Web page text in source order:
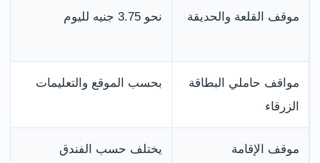
موقف القلعة والحديقة نحو 3.75 جنيه لليوم
مواقف حاملي البطاقة
الزرقاء
بحسب الموقع والتعليمات
موقف الإقامة يختلف حسب الفندق